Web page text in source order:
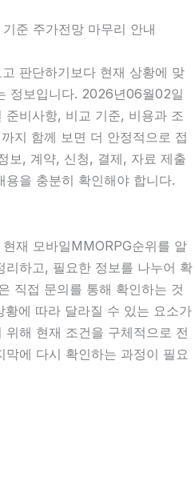
준 주가전망 마무리 안내
판단하기보다 현재 상황에 맞
정보입니다. 2026년06월02일
비사항, 비교 기준, 비용과 조
지 함께 보면 더 안정적으로 접
보, 계약, 신청, 결제, 자료 제출
을 충분히 확인해야 합니다.
재 모바일MMORPG순위를 알
리하고, 필요한 정보를 나누어 확
직접 문의를 통해 확인하는 것
에 따라 달라질 수 있는 요소가
해 현재 조건을 구체적으로 전
막에 다시 확인하는 과정이 필요